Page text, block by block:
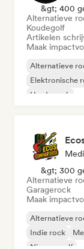
&gt; 400
Alternatieve
Koudegolf
Artikelen
Maak
Alternatieve
Elektronische
Harde rock
&gt; 300
Alternatieve
Garagerock
Maak
Alternatieve
Indie rock
Nieuwe golf